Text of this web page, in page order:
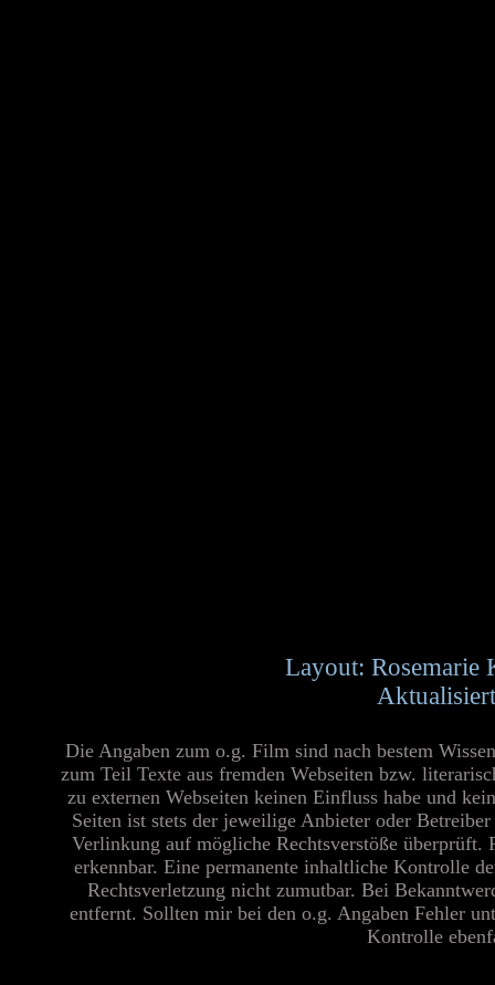
Layout: Rosemarie
Die Angaben zum o.g. Film sind nach bestem
zum Teil Texte aus fremden Webseiten bzw.
zu externen Webseiten keinen Einfluss habe und
Seiten ist stets der jeweilige Anbieter oder
Verlinkung auf mögliche Rechtsverstöße
erkennbar. Eine permanente inhaltliche Kontrolle
Rechtsverletzung nicht zumutbar. Bei
entfernt. Sollten mir bei den o.g. Angaben Fehler
Kontrolle